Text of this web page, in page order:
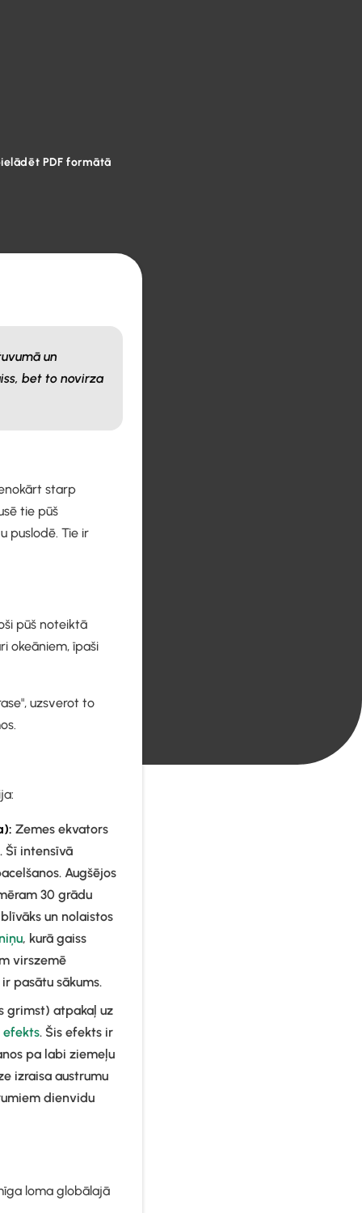
PDF formātā
un
bet to novirza
starp
tie pūš
puslodē. Tie ir
pūš noteiktā
okeāniem, īpaši
uzsverot to
Zemes ekvators
Šī intensīvā
Augšējos
30 grādu
un nolaistos
, kurā gaiss
virszemē
pasātu sākums.
grimst) atpakaļ uz
efekts. Šis efekts ir
pa labi ziemeļu
izraisa austrumu
dienvidu
loma globālajā